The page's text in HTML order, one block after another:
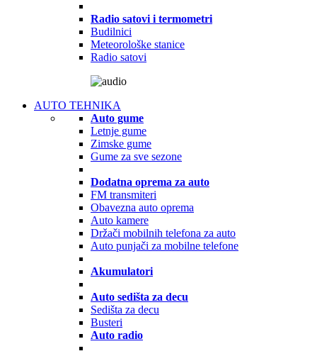
Radio satovi i termometri
Budilnici
Meteorološke stanice
Radio satovi
AUTO TEHNIKA
Auto gume
Letnje gume
Zimske gume
Gume za sve sezone
Dodatna oprema za auto
FM transmiteri
Obavezna auto oprema
Auto kamere
Držači mobilnih telefona za auto
Auto punjači za mobilne telefone
Akumulatori
Auto sedišta za decu
Sedišta za decu
Busteri
Auto radio